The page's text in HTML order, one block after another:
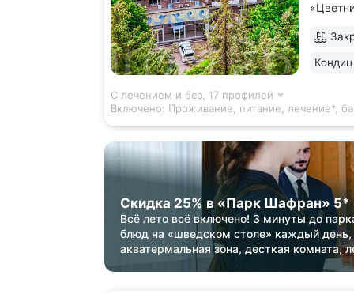
этого
С лечением и без, 17 профилей
Включено: Проживание, питание, лечение*,
Скидка 25% в «Парк Шафран» 5*
Всё лето всё включено! 3 минуты до
блюд на «шведском столе» каждый день,
акватермальная зона, десткая комната,